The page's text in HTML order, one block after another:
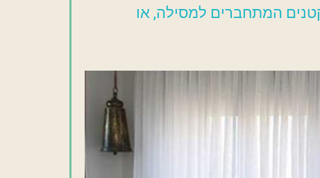
המתחברים למסילה, או